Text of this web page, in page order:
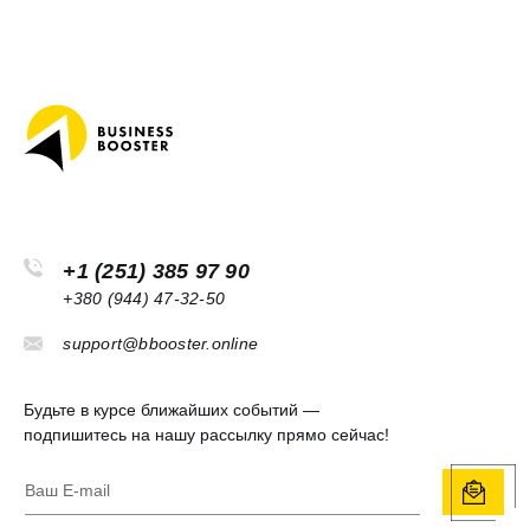
+1 (251) 385 97 90
+380 (944) 47-32-50
support@bbooster.online
Будьте в курсе ближайших событий —
подпишитесь на нашу рассылку прямо сейчас!